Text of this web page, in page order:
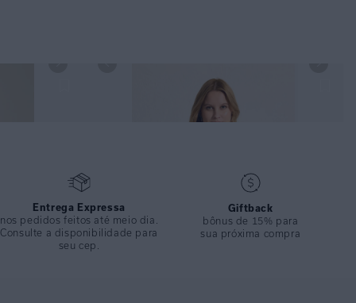
E CALÇA
TOP MEIA TAÇA RETRÔ RECYCLED WALLY COMPOSE
E CALÇA ALTA DRAPEADA RECYCLED WALLY
Entrega Expressa
nos pedidos feitos até meio dia.
Consulte a disponibilidade para
seu cep.
Giftback
bônus de 15% para
sua próxima compra